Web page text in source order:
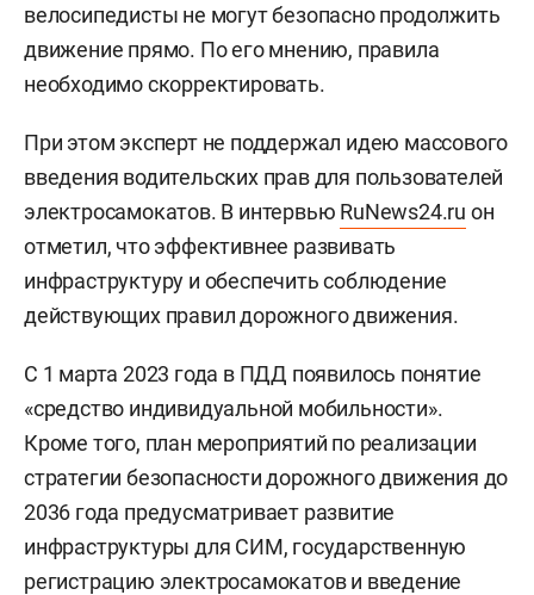
велосипедисты не могут безопасно продолжить
движение прямо. По его мнению, правила
необходимо скорректировать.
При этом эксперт не поддержал идею массового
введения водительских прав для пользователей
электросамокатов. В интервью RuNews24.ru он
отметил, что эффективнее развивать
инфраструктуру и обеспечить соблюдение
действующих правил дорожного движения.
С 1 марта 2023 года в ПДД появилось понятие
«средство индивидуальной мобильности».
Кроме того, план мероприятий по реализации
стратегии безопасности дорожного движения до
2036 года предусматривает развитие
инфраструктуры для СИМ, государственную
регистрацию электросамокатов и введение